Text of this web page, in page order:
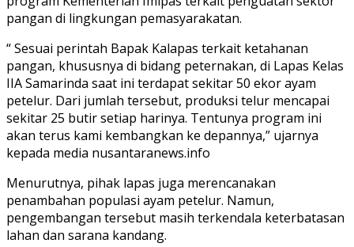
pangan di lingkungan pemasyarakatan.
“ Sesuai perintah Bapak Kalapas terkait ketahanan
pangan, khususnya di bidang peternakan, di Lapas Kelas
IIA Samarinda saat ini terdapat sekitar 50 ekor ayam
petelur. Dari jumlah tersebut, produksi telur mencapai
sekitar 25 butir setiap harinya. Tentunya program ini
akan terus kami kembangkan ke depannya,” ujarnya
kepada media nusantaranews.info
Menurutnya, pihak lapas juga merencanakan
penambahan populasi ayam petelur. Namun,
pengembangan tersebut masih terkendala keterbatasan
lahan dan sarana kandang.